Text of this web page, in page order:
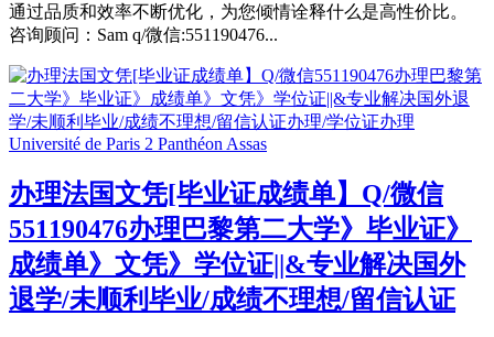
通过品质和效率不断优化，为您倾情诠释什么是高性价比。
咨询顾问：Sam q/微信:551190476...
办理法国文凭[毕业证成绩单】Q/微信
551190476办理巴黎第二大学》毕业证》
成绩单》文凭》学位证||&专业解决国外
退学/未顺利毕业/成绩不理想/留信认证